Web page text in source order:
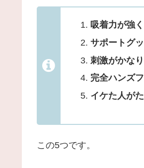
吸着力が強
サポートグ
刺激がかな
完全ハンズ
イケた人が
この5つです。